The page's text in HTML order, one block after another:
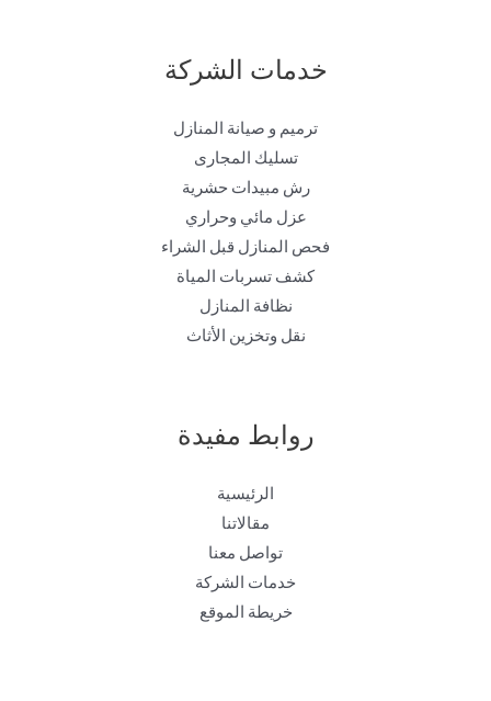
خدمات الشركة
ترميم و صيانة المنازل
تسليك المجارى
رش مبيدات حشرية
عزل مائي وحراري
فحص المنازل قبل الشراء
كشف تسربات المياة
نظافة المنازل
نقل وتخزين الأثاث
روابط مفيدة
الرئيسية
مقالاتنا
تواصل معنا
خدمات الشركة
خريطة الموقع